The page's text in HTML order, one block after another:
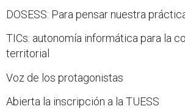
DOSESS: Para pensar nuestra
TICs: autonomía informática para la
territorial
Voz de los protagonistas
Abierta la inscripción a la TUESS